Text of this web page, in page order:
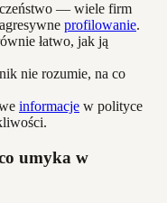
— wiele firm
profilowanie.
łatwo, jak ją
nie rozumie, na co
informacje w polityce
umyka w